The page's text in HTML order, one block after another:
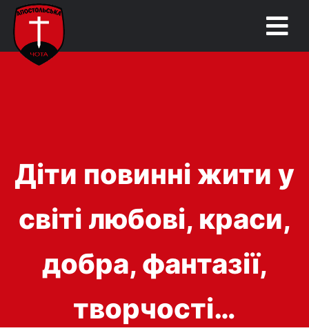
Діти повинні жити у
світі любові, краси,
добра, фантазії,
творчості…